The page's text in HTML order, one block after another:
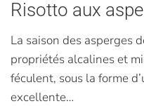
Risotto aux
La saison des asperges
propriétés alcalines et
féculent, sous la forme
excellente…